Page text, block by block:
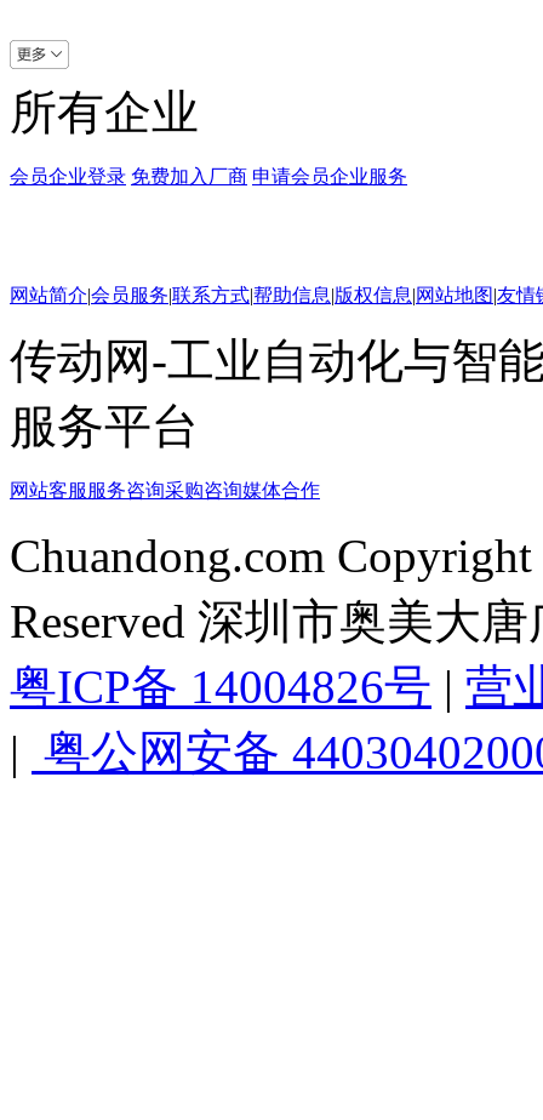
所有企业
会员企业登录 免费加入厂商 申请会员企业服务
网站简介|会员服务|联系方式|帮助信息|版权信息|网站地图|友情
传动网-工业自动化与智
服务平台
网站客服 服务咨询采购咨询媒体合作
Chuandong.com
Reserved 深圳市奥美大
粤ICP备 14004826号 | 营
| 粤公网安备